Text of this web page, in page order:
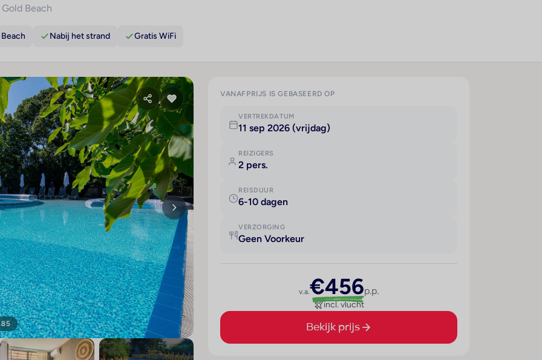
Gold Beach
Nabij het strand Gratis WiFi
VANAFPRIJS IS GEBASEERD OP
VERTREKDATUM
11 sep 2026 (vrijdag)
REIZIGERS
2 pers.
REISDUUR
6-10 dagen
VERZORGING
Geen Voorkeur
v.a.€456p.p.
incl. vlucht
Bekijk prijs